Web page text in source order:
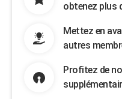
obtenez plus
Mettez en
autres
Profitez de